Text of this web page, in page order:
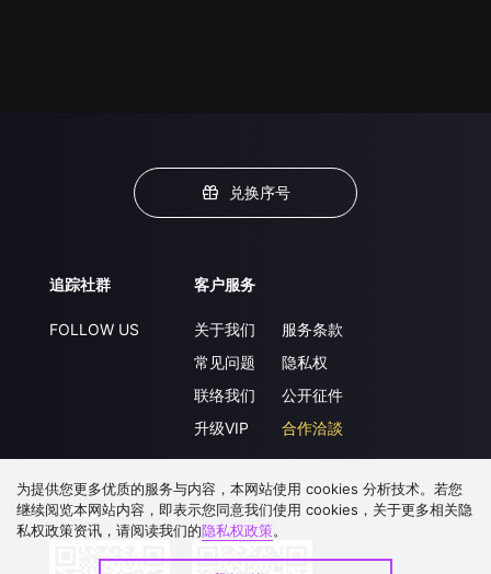
兑换序号
追踪社群
FOLLOW US
客户服务
关于我们
常见问题
联络我们
升级VIP
服务条款
隐私权
公开征件
合作洽談
下载 APP
为提供您更多优质的服务与内容，本网站使用 cookies 分析技术。若您
继续阅览本网站内容，即表示您同意我们使用 cookies，关于更多相关隐
私权政策资讯，请阅读我们的隐私权政策。